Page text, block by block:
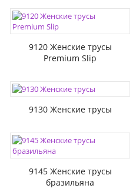
9120 Женские трусы
Premium Slip
9130 Женские трусы
9145 Женские трусы
бразильяна